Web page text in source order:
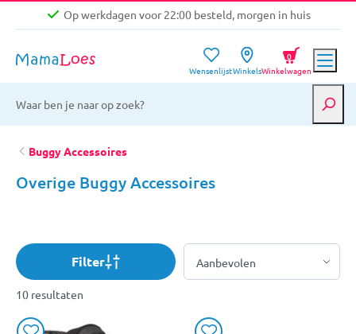
Op werkdagen voor 22:00 besteld, morgen in huis
Gratis verzending vanaf €39,-
Op werkdagen voor 22:00 besteld, morgen in huis
WensenlijstWinkelsWinkelwagen
0
Buggy Accessoires
Overige Buggy Accessoires
Filter
10 resultaten